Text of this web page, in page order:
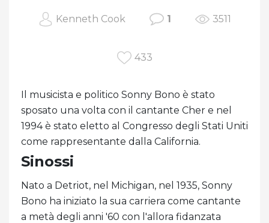
Kenneth Cook 1 3511
433
Il musicista e politico Sonny Bono è stato
sposato una volta con il cantante Cher e nel
1994 è stato eletto al Congresso degli Stati Uniti
come rappresentante dalla California.
Sinossi
Nato a Detriot, nel Michigan, nel 1935, Sonny
Bono ha iniziato la sua carriera come cantante
a metà degli anni '60 con l'allora fidanzata